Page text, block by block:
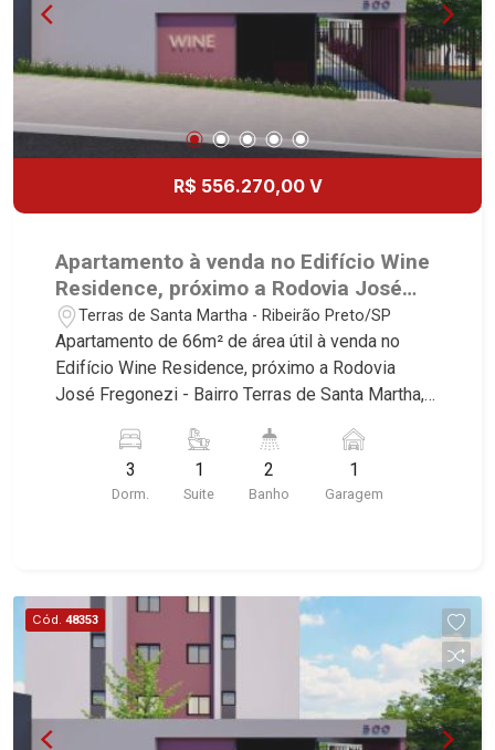
R$ 556.270,00 V
Apartamento à venda no Edifício Wine
Residence, próximo a Rodovia José
Fregonezi - Ribeirão Preto/SP.
Terras de Santa Martha - Ribeirão Preto/SP
Apartamento de 66m² de área útil à venda no
Edifício Wine Residence, próximo a Rodovia
José Fregonezi - Bairro Terras de Santa Martha,
deste imóvel que a Martinelli Imobiliária
selecionou para você: - 66m² de área útil - 3
dormitórios sendo 1 suíte - Banheiro social - Sala
Fiúsa, 1051 - Alto da Boa Vista | Ribeirão Preto.
3
Dorm.
1
Suite
2
Banho
1
Garagem
Cód. 48353